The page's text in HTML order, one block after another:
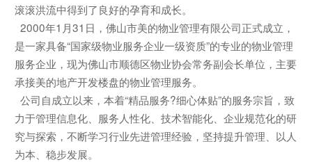
滚滚洪流中得到了良好的孕育和成长。
2000年1月31日，佛山市美的物业管理有限公司正式成立，
是一家具备“国家级物业服务企业一级资质”的专业的物业管理
服务企业，现为佛山市顺德区物业协会常务副会长单位，主要
承接美的地产开发楼盘的物业管理服务。
公司自成立以来，本着“精品服务?细心体贴”的服务宗旨，致
力于管理信息化、服务人性化、技术智能化、企业规范化的研
究与探索，不断学习行业先进管理经验，坚持提升管理、以人
为本、稳步发展。